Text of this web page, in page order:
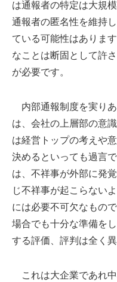
は通報者の特定は大規
通報者の匿名性を維持
ている可能性はありま
なことは断固として許
が必要です。
内部通報制度を実り
は、会社の上層部の意
は経営トップの考えや
決めるといっても過言
は、不祥事が外部に発
じ不祥事が起こらない
には必要不可欠なもの
場合でも十分な準備を
する評価、評判は全く異
これは大企業であれ